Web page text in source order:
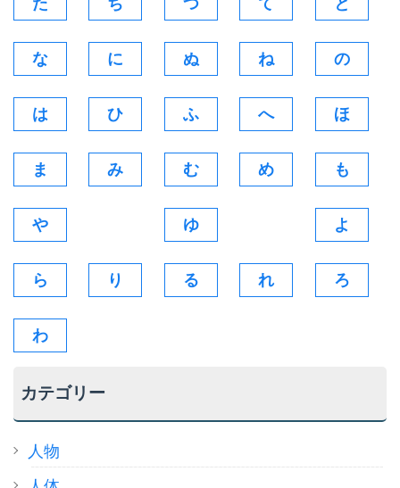
た ち つ て と
な に ぬ ね の
は ひ ふ へ ほ
ま み む め も
や ゆ よ
ら り る れ ろ
わ
カテゴリー
人物